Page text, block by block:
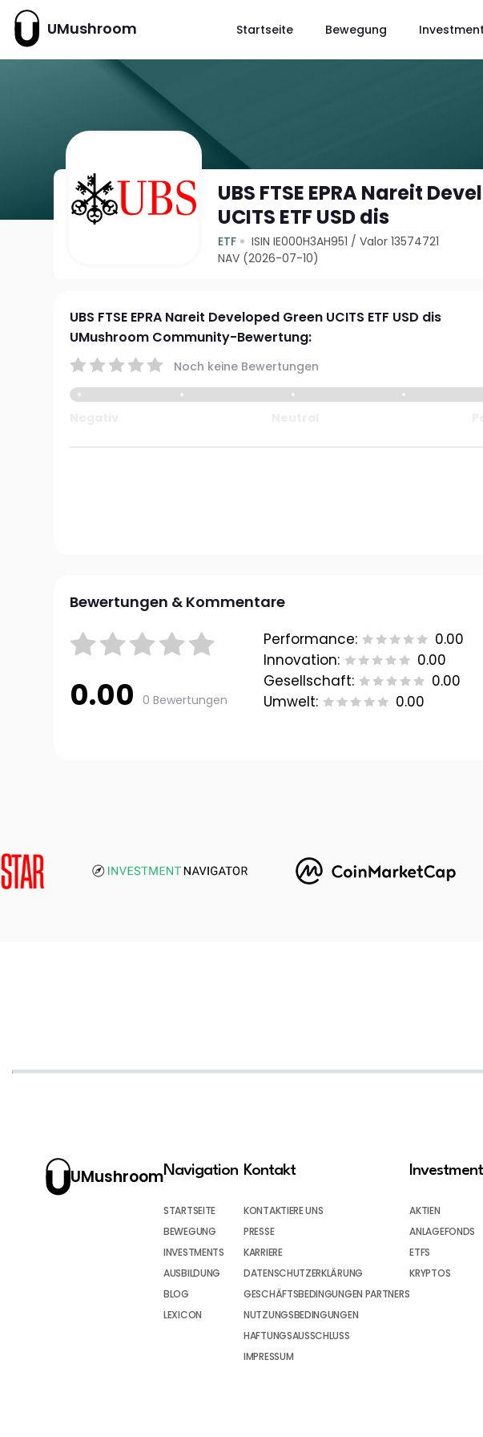
UMushroom Startseite Bewegung
UBS FTSE EPRA Nareit
UCITS ETF USD dis
ETF ISIN IE000H3AH951 /Valor 13574721
NAV (2026-07-10)
UBS FTSE EPRA Nareit Developed Green UCITS ETF USD dis
UMushroom Community-Bewertung:
Noch keine Bewertungen
Bewertungen & Kommentare
0.00 0 Bewertungen
Performance:
0.00
Innovation:
0.00
Gesellschaft:
0.00
Umwelt:
0.00
UMushroomNavigation
STARTSEITE
BEWEGUNG
INVESTMENTS
AUSBILDUNG
BLOG
LEXICON
Kontakt
KONTAKTIERE UNS
PRESSE
KARRIERE
DATENSCHUTZERKLÄRUNG
GESCHÄFTSBEDINGUNGEN PARTNERS
NUTZUNGSBEDINGUNGEN
HAFTUNGSAUSSCHLUSS
IMPRESSUM
AKTIEN
ANLAGEFONDS
ETFS
KRYPTOS